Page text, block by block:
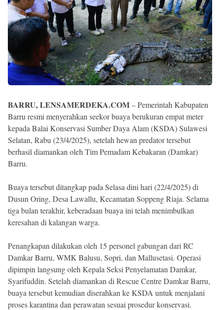
BARRU, LENSAMERDEKA.COM– Pemerintah Kabupaten
Barru resmi menyerahkan seekor buaya berukuran empat meter
kepada Balai Konservasi Sumber Daya Alam (KSDA) Sulawesi
Selatan, Rabu (23/4/2025), setelah hewan predator tersebut
berhasil diamankan oleh Tim Pemadam Kebakaran (Damkar)
Barru.
Buaya tersebut ditangkap pada Selasa dini hari (22/4/2025) di
Dusun Oring, Desa Lawallu, Kecamatan Soppeng Riaja. Selama
tiga bulan terakhir, keberadaan buaya ini telah menimbulkan
keresahan di kalangan warga.
Penangkapan dilakukan oleh 15 personel gabungan dari RC
Damkar Barru, WMK Balusu, Sopri, dan Mallusetasi. Operasi
dipimpin langsung oleh Kepala Seksi Penyelamatan Damkar,
Syarifuddin. Setelah diamankan di Rescue Centre Damkar Barru,
buaya tersebut kemudian diserahkan ke KSDA untuk menjalani
proses karantina dan perawatan sesuai prosedur konservasi.